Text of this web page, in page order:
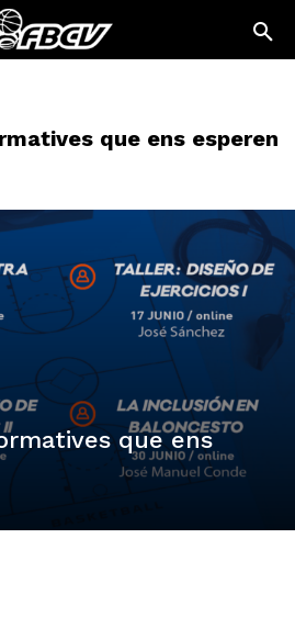
que ens esperen
que ens